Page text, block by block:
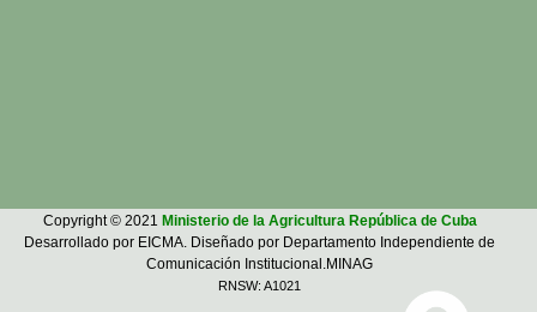
Copyright © 2021 Ministerio de la Agricultura República de Cuba
Desarrollado por EICMA. Diseñado por Departamento Independiente de
Comunicación Institucional.MINAG
RNSW: A1021